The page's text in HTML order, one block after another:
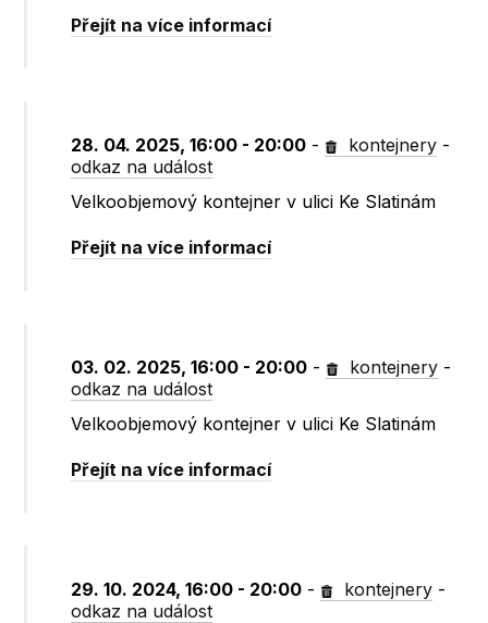
Přejít na více informací
28. 04. 2025, 16:00 - 20:00 - kontejnery -
odkaz na událost
Velkoobjemový kontejner v ulici Ke Slatinám
Přejít na více informací
03. 02. 2025, 16:00 - 20:00 - kontejnery -
odkaz na událost
Velkoobjemový kontejner v ulici Ke Slatinám
Přejít na více informací
29. 10. 2024, 16:00 - 20:00 - kontejnery -
odkaz na událost